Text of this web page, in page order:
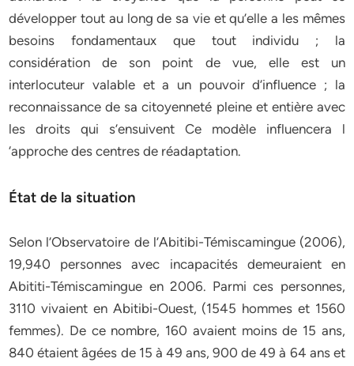
développer tout au long de sa vie et qu’elle a les mêmes
besoins fondamentaux que tout individu ; la
considération de son point de vue, elle est un
interlocuteur valable et a un pouvoir d’influence ; la
reconnaissance de sa citoyenneté pleine et entière avec
les droits qui s’ensuivent Ce modèle influencera l
‘approche des centres de réadaptation.
État de la situation
Selon l’Observatoire de l’Abitibi-Témiscamingue (2006),
19,940 personnes avec incapacités demeuraient en
Abititi-Témiscamingue en 2006. Parmi ces personnes,
3110 vivaient en Abitibi-Ouest, (1545 hommes et 1560
femmes). De ce nombre, 160 avaient moins de 15 ans,
840 étaient âgées de 15 à 49 ans, 900 de 49 à 64 ans et